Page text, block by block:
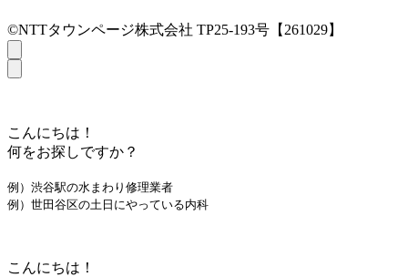
©NTTタウンページ株式会社 TP25-193号【261029】
こんにちは！
何をお探しですか？
例）渋谷駅の水まわり修理業者
例）世田谷区の土日にやっている内科
こんにちは！